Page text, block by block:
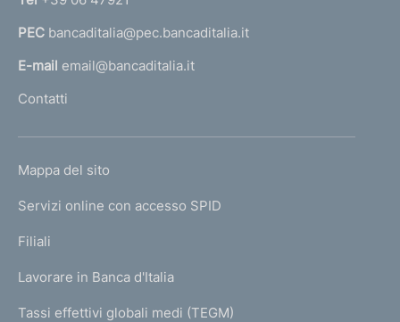
a
l
'
m
e
a
g
PEC bancaditalia@pec.bancaditalia.it
E-mail email@bancaditalia.it
Contatti
L
N
K
T
I
Mappa del sito
Servizi online con accesso SPID
Filiali
Lavorare in Banca d'Italia
Tassi effettivi globali medi (TEGM)